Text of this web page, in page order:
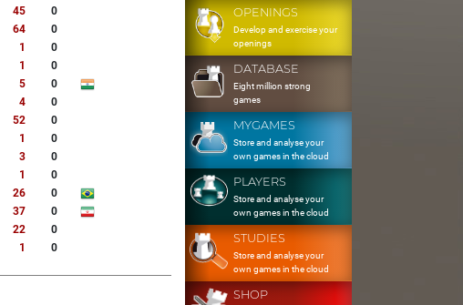
45
0
64
0
1
0
1
0
5
0
4
0
52
0
1
0
3
0
1
0
26
0
37
0
22
0
1 0
OPENINGS
Develop and exercise your
openings
DATABASE
Eight million strong
games
MYGAMES
Store and analyse your
own games in the cloud
PLAYERS
Store and analyse your
own games in the cloud
STUDIES
Store and analyse your
own games in the cloud
SHOP